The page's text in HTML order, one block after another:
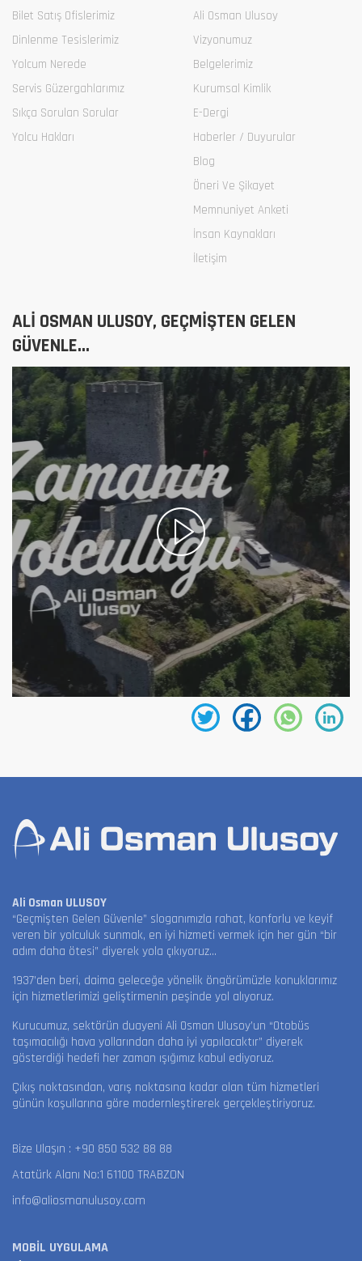
Ali Osman ULUSOY
“Geçmişten Gelen Güvenle” sloganımızla rahat, konforlu ve keyif
veren bir yolculuk sunmak, en iyi hizmeti vermek için her gün “bir
adım daha ötesi” diyerek yola çıkıyoruz…
1937’den beri, daima geleceğe yönelik öngörümüzle konuklarımız
için hizmetlerimizi geliştirmenin peşinde yol alıyoruz.
Kurucumuz, sektörün duayeni Ali Osman Ulusoy’un “Otobüs
taşımacılığı hava yollarından daha iyi yapılacaktır” diyerek
gösterdiği hedefi her zaman ışığımız kabul ediyoruz.
Çıkış noktasından, varış noktasına kadar olan tüm hizmetleri
günün koşullarına göre modernleştirerek gerçekleştiriyoruz.
Bize Ulaşın : +90 850 532 88 88
Atatürk Alanı No:1 61100 TRABZON
info@aliosmanulusoy.com
MOBİL UYGULAMA
Bilet Satış Ofislerimiz
Dinlenme Tesislerimiz
Yolcum Nerede
Servis Güzergahlarımız
Sıkça Sorulan Sorular
Yolcu Hakları
Ali Osman Ulusoy
Vizyonumuz
Belgelerimiz
Kurumsal Kimlik
E-Dergi
Haberler / Duyurular
Blog
Öneri Ve Şikayet
Memnuniyet Anketi
İnsan Kaynakları
İletişim
ALİ OSMAN ULUSOY, GEÇMİŞTEN GELEN
GÜVENLE...